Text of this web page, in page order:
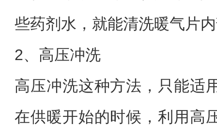
些药剂水，就能清洗暖气片
2、高压冲洗
高压冲洗这种方法，只能适
在供暖开始的时候，利用高